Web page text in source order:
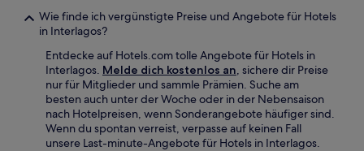
Wie finde ich vergünstigte Preise und Angebote für Hotels
in Interlagos?
Entdecke auf Hotels.com tolle Angebote für Hotels in
Interlagos. Melde dich kostenlos an, sichere dir Preise
nur für Mitglieder und sammle Prämien. Suche am
besten auch unter der Woche oder in der Nebensaison
nach Hotelpreisen, wenn Sonderangebote häufiger sind.
Wenn du spontan verreist, verpasse auf keinen Fall
unsere Last-minute-Angebote für Hotels in Interlagos.